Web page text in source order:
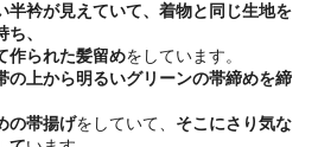
半衿が見えていて、着物と同じ生地を
、
作られた髪留めをしています。
の上から明るいグリーンの帯締めを締
の帯揚げをしていて、 そこにさり気な